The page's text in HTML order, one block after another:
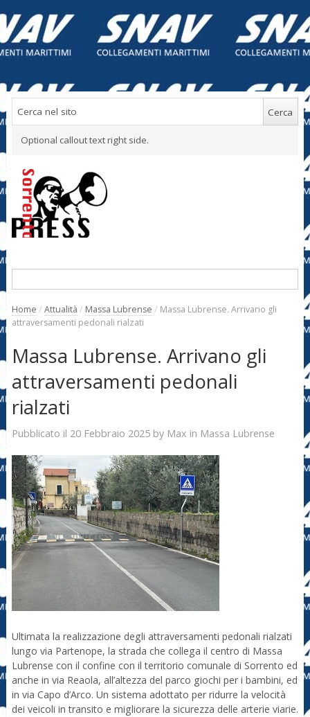
Optional callout text right side.
Home / Attualità / Massa Lubrense / Massa Lubrense. Arrivano gli
attraversamenti pedonali rialzati
Massa Lubrense. Arrivano gli
attraversamenti pedonali
rialzati
Pubblicato il 20 Febbraio 2025by Max in Massa Lubrense
Ultimata la realizzazione degli attraversamenti pedonali rialzati
lungo via Partenope, la strada che collega il centro di Massa
Lubrense con il confine con il territorio comunale di Sorrento ed
anche in via Reaola, all’altezza del parco giochi per i bambini, ed
in via Capo d’Arco. Un sistema adottato per ridurre la velocità
dei veicoli in transito e migliorare la sicurezza delle arterie viarie.